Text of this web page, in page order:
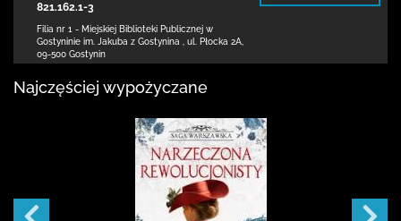
821.162.1-3
Filia nr 1 - Miejskiej Biblioteki Publicznej w
Gostyninie im. Jakuba z Gostynina
ul. Płocka 2A
09-500 Gostynin
Najczęściej wypożyczane